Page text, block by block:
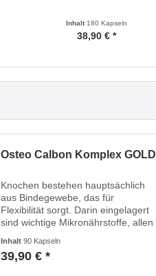
Inhalt 180 Kapseln
38,90 € *
Osteo Calbon Komplex GOLD
Knochen bestehen hauptsächlich
aus Bindegewebe, das für
Flexibilität sorgt. Darin eingelagert
sind wichtige Mikronährstoffe, allen
dem Knochen seine Festigkeit und
Härte verleihen. Biogena Osteo
Inhalt90 Kapseln
39,90 € *